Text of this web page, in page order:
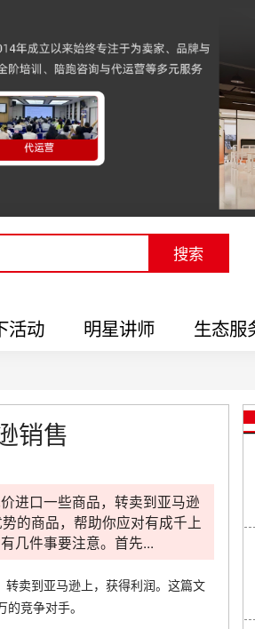
搜索
活动 明星讲师 生态服
销售
进口一些商品，转卖到亚马逊
的商品，帮助你应对有成千上
几件事要注意。首先...
卖到亚马逊上，获得利润。这篇文
竞争对手。